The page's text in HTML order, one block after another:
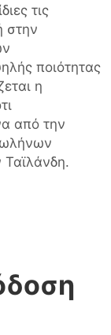
τις
στην
ποιότητας
η
από την
Ταϊλάνδη.